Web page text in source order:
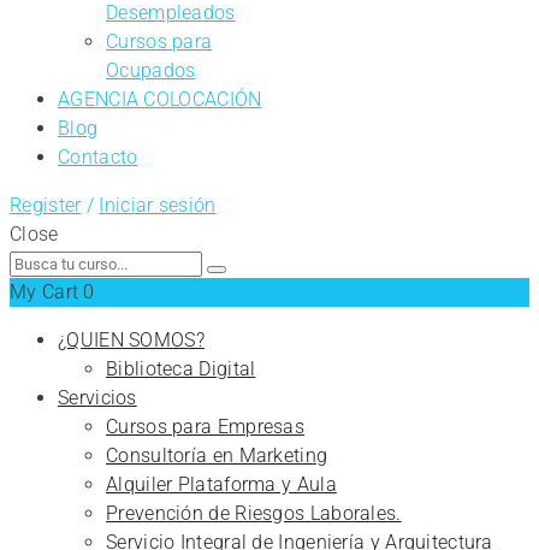
Desempleados
Cursos para
Ocupados
AGENCIA COLOCACIÓN
Blog
Contacto
Register/ Iniciar sesión
Close
Search
for:
My Cart 0
¿QUIEN SOMOS?
Biblioteca Digital
Servicios
Cursos para Empresas
Consultoría en Marketing
Alquiler Plataforma y Aula
Prevención de Riesgos Laborales.
Servicio Integral de Ingeniería y Arquitectura